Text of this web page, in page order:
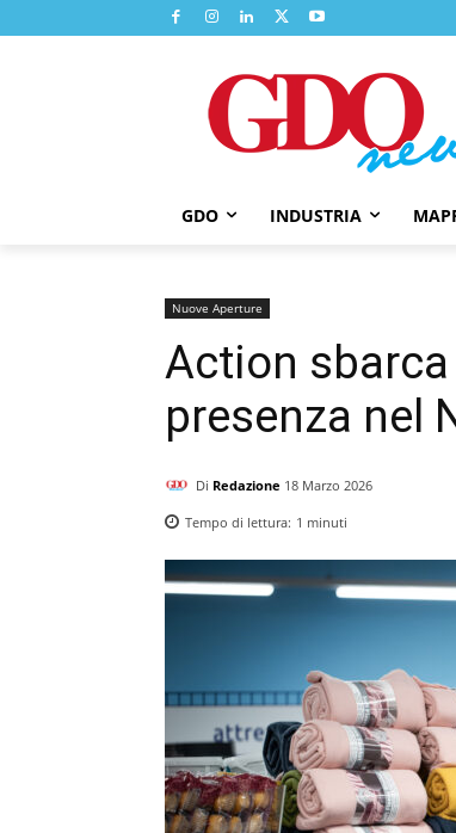
GDO INDUSTRIA
Nuove Aperture
Action
presenza nel
Di Redazione 18 Marzo 2026
Tempo di lettura: 1 minuti